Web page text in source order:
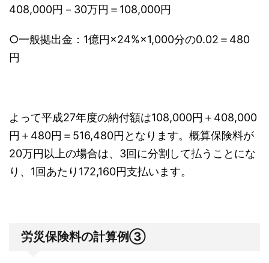
408,000円－30万円＝108,000円
○一般拠出金：1億円×24%×1,000分の0.02＝480
円
よって平成27年度の納付額は108,000円＋408,000
円＋480円＝516,480円となります。概算保険料が
20万円以上の場合は、3回に分割して払うことにな
り、1回あたり172,160円支払います。
労災保険料の計算例③